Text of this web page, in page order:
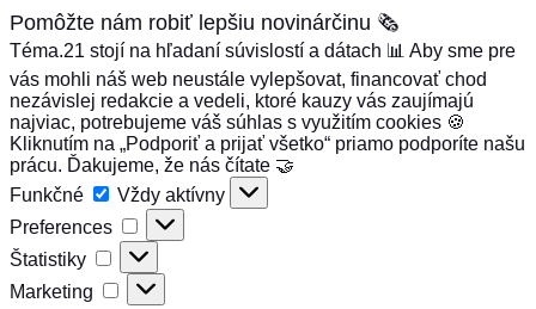
Pomôžte nám robiť lepšiu novinárčinu 🗞️
Téma.21 stojí na hľadaní súvislostí a dátach 📊 Aby sme pre
vás mohli náš web neustále vylepšovat, financovať chod
nezávislej redakcie a vedeli, ktoré kauzy vás zaujímajú
najviac, potrebujeme váš súhlas s využitím cookies 🍪
Kliknutím na „Podporiť a prijať všetko“ priamo podporíte našu
prácu. Ďakujeme, že nás čítate 🤝
Funkčné
Funkčné
Vždy aktívny
Preferences
Preferences
Štatistiky Štatistiky
Marketing Marketing